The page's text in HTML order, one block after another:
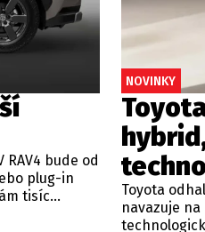
bude od
plug-in
tisíc
NOVINKY
Toyota
navazuje